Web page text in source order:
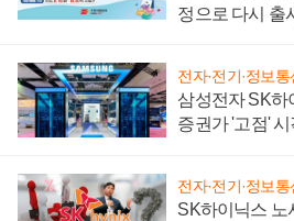
정으로 다시 출
전자·전기·정보통
삼성전자 SK하
증권가 '고점'
전자·전기·정보통
SK하이닉스 노